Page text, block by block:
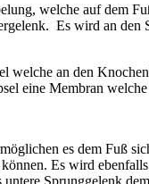
welche auf dem
Es wird an den
welche an den
eine Membran
es dem Fuß
Es wird
Sprunggelenk